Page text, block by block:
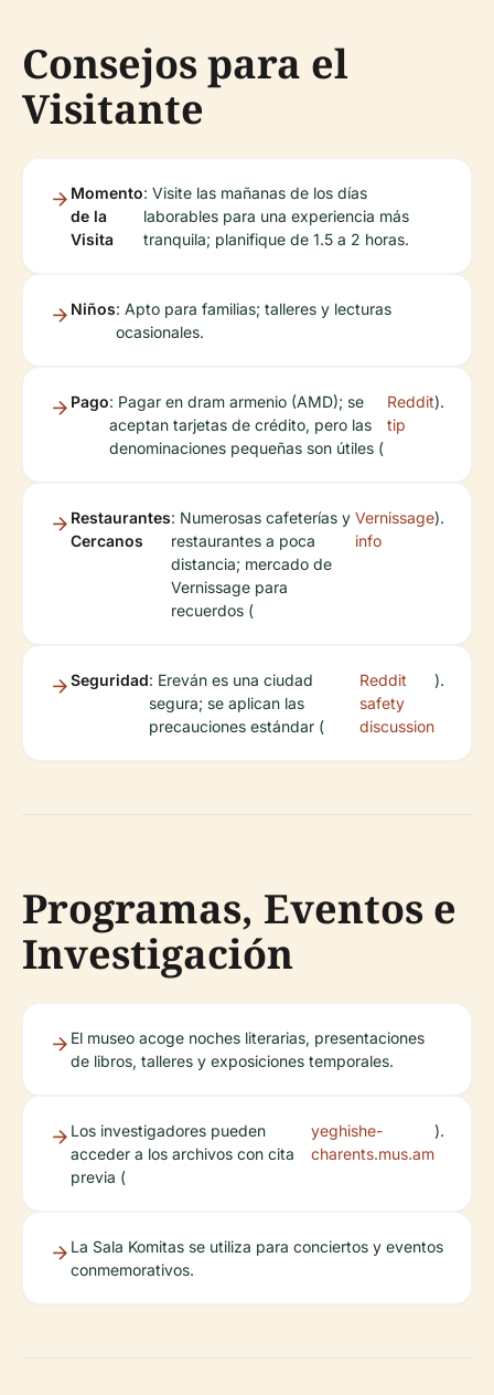
Consejos para el
Visitante
Momento
de la
Visita
: Visite las mañanas de los días
laborables para una experiencia más
tranquila; planifique de 1.5 a 2 horas.
Niños: Apto para familias; talleres y lecturas
ocasionales.
Pago: Pagar en dram armenio (AMD); se
aceptan tarjetas de crédito, pero las
denominaciones pequeñas son útiles (
Reddit
tip
).
Restaurantes
Cercanos
: Numerosas cafeterías y
restaurantes a poca
distancia; mercado de
Vernissage para
recuerdos (
Vernissage
info
).
Seguridad: Ereván es una ciudad
segura; se aplican las
precauciones estándar (
Reddit
safety
discussion
).
Programas, Eventos e
Investigación
El museo acoge noches literarias, presentaciones
de libros, talleres y exposiciones temporales.
Los investigadores pueden
acceder a los archivos con cita
previa (
yeghishe-
charents.mus.am
).
La Sala Komitas se utiliza para conciertos y eventos
conmemorativos.